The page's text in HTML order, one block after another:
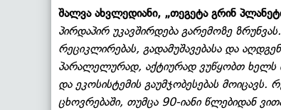
შალვა ახვლედიანი, „თეგეტა გრინ
პირდაპირ უკავშირდება გარემოზე
რეციკლირებას, გადამუშავებასა და
პარალელურად, აქტიურად ვუწყობთ ხელს
და ეკოსისტემის გაუმჯობესებას
ცხოვრებაში, თუმცა 90-იანი წლებიდან